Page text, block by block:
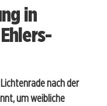
in
nach der
um weibliche